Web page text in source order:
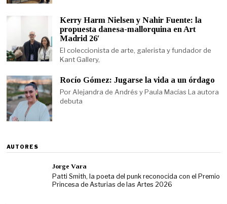
Kerry Harm Nielsen y Nahir Fuente: la
propuesta danesa-mallorquina en Art
Madrid 26′
El coleccionista de arte, galerista y fundador de
Kant Gallery,
Rocío Gómez: Jugarse la vida a un órdago
Por Alejandra de Andrés y Paula Macías La autora
debuta
AUTORES
Jorge Vara
Patti Smith, la poeta del punk reconocida con el Premio
Princesa de Asturias de las Artes 2026